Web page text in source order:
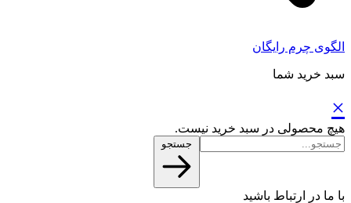
الگوی چرم رایگان
سبد خرید شما
×
هیچ محصولی در سبد خرید نیست.
جستجو
با ما در ارتباط باشید